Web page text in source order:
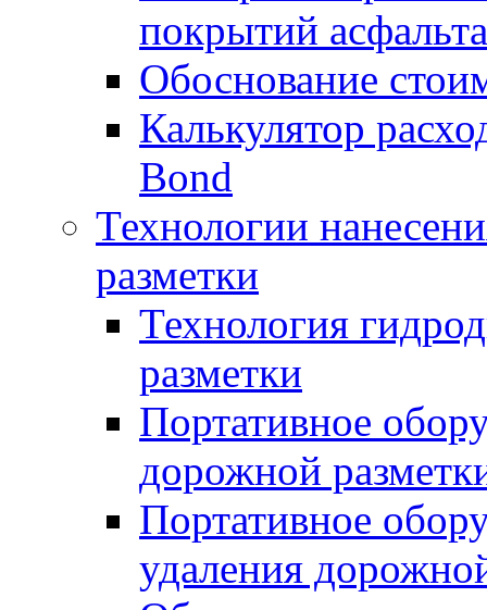
покрытий асфальта
Обоснование
Калькулятор
Bond
Технологии
разметки
Технология
разметки
Портативное
дорожной
Портативное
удаления